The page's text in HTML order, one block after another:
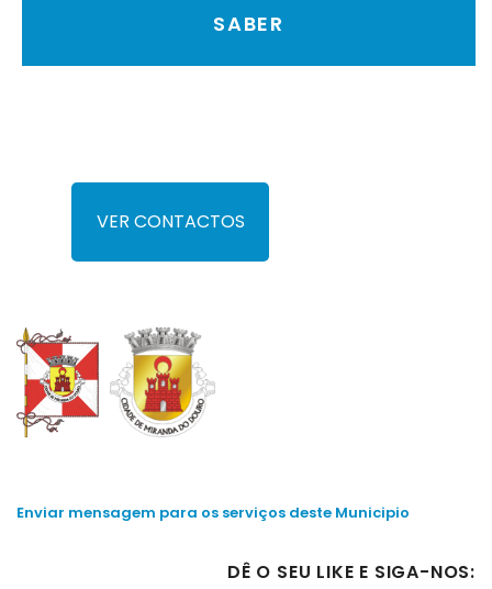
SABER
VER CONTACTOS
Enviar mensagem para os serviços deste Municipio
DÊ O SEU LIKE E SIGA-NOS: